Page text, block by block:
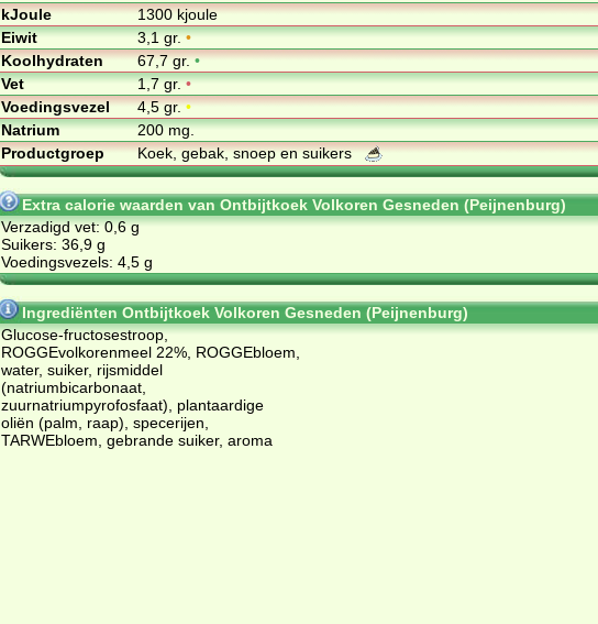
kJoule
1300 kjoule
Eiwit
3,1 gr.•
Koolhydraten
67,7 gr.•
Vet
1,7 gr.•
Voedingsvezel
4,5 gr.•
Natrium
200 mg.
Productgroep
Koek, gebak, snoep en suikers
Extra calorie waarden van Ontbijtkoek Volkoren Gesneden (Peijnenburg)
Verzadigd vet: 0,6 g
Suikers: 36,9 g
Voedingsvezels: 4,5 g
Ingrediënten Ontbijtkoek Volkoren Gesneden (Peijnenburg)
Glucose-fructosestroop,
ROGGEvolkorenmeel 22%, ROGGEbloem,
water, suiker, rijsmiddel
(natriumbicarbonaat,
zuurnatriumpyrofosfaat), plantaardige
oliën (palm, raap), specerijen,
TARWEbloem, gebrande suiker, aroma